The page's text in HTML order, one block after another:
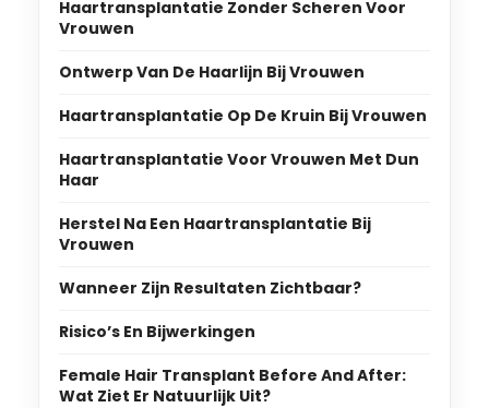
Haartransplantatie Zonder Scheren Voor
Vrouwen
Ontwerp Van De Haarlijn Bij Vrouwen
Haartransplantatie Op De Kruin Bij Vrouwen
Haartransplantatie Voor Vrouwen Met Dun
Haar
Herstel Na Een Haartransplantatie Bij
Vrouwen
Wanneer Zijn Resultaten Zichtbaar?
Risico’s En Bijwerkingen
Female Hair Transplant Before And After:
Wat Ziet Er Natuurlijk Uit?